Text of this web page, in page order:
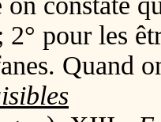
2° pour les
Quand